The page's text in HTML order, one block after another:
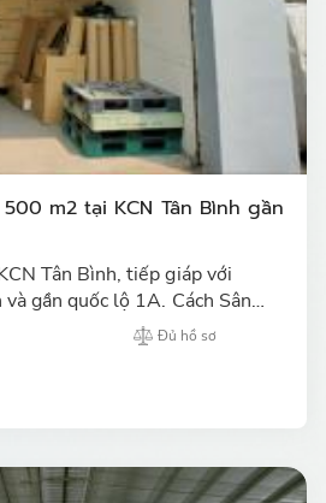
m2 tại KCN Tân Bình gần
Tân Bình, tiếp giáp với
gần quốc lộ 1A. Cách Sân
Đủ hồ sơ